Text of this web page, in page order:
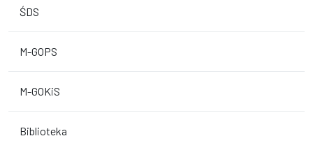
ŚDS
M-GOPS
M-GOKiS
Biblioteka